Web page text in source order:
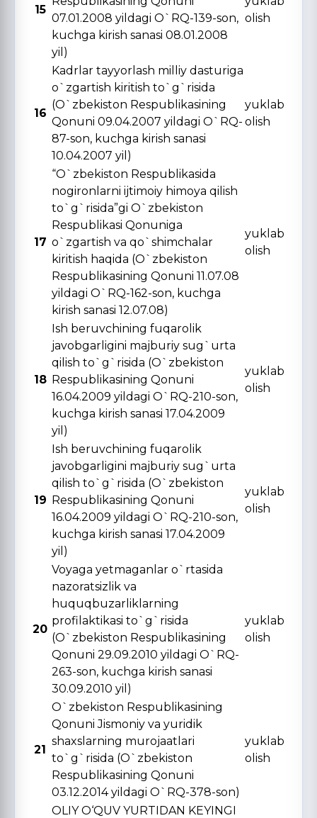
15
07.01.2008 yildagi O`RQ-139-son,
kuchga kirish sanasi 08.01.2008
yil)
olish
16
Kadrlar tayyorlash milliy dasturiga
o`zgartish kiritish to`g`risida
(O`zbekiston Respublikasining
Qonuni 09.04.2007 yildagi O`RQ-
87-son, kuchga kirish sanasi
10.04.2007 yil)
yuklab
olish
17
“O`zbekiston Respublikasida
nogironlarni ijtimoiy himoya qilish
to`g`risida”gi O`zbekiston
Respublikasi Qonuniga
o`zgartish va qo`shimchalar
kiritish haqida (O`zbekiston
Respublikasining Qonuni 11.07.08
yildagi O`RQ-162-son, kuchga
kirish sanasi 12.07.08)
yuklab
olish
18
Ish beruvchining fuqarolik
javobgarligini majburiy sug`urta
qilish to`g`risida (O`zbekiston
Respublikasining Qonuni
16.04.2009 yildagi O`RQ-210-son,
kuchga kirish sanasi 17.04.2009
yil)
yuklab
olish
19
Ish beruvchining fuqarolik
javobgarligini majburiy sug`urta
qilish to`g`risida (O`zbekiston
Respublikasining Qonuni
16.04.2009 yildagi O`RQ-210-son,
kuchga kirish sanasi 17.04.2009
yil)
yuklab
olish
20
Voyaga yetmaganlar o`rtasida
nazoratsizlik va
huquqbuzarliklarning
profilaktikasi to`g`risida
(O`zbekiston Respublikasining
Qonuni 29.09.2010 yildagi O`RQ-
263-son, kuchga kirish sanasi
30.09.2010 yil)
yuklab
olish
21
O`zbekiston Respublikasining
Qonuni Jismoniy va yuridik
shaxslarning murojaatlari
to`g`risida (O`zbekiston
Respublikasining Qonuni
03.12.2014 yildagi O`RQ-378-son)
yuklab
olish
OLIY O‘QUV YURTIDAN KЕYINGI